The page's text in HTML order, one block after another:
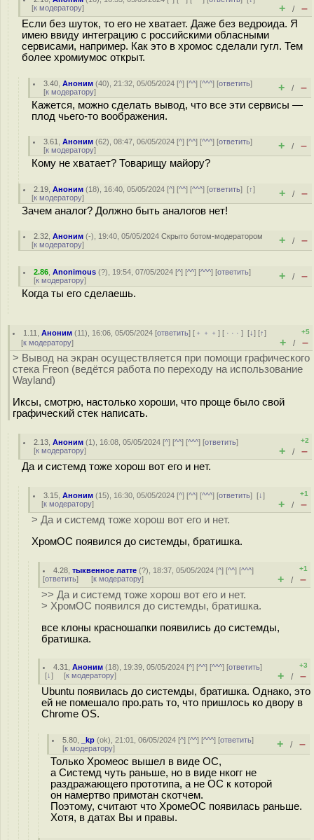
[к модератору] + / –
Если без шуток, то его не хватает. Даже без ведроида. Я
имею ввиду интеграцию с российскими обласными
сервисами, например. Как это в хромос сделали гугл. Тем
более хромиумос открыт.
3.40 ,Аноним (40), 21:32, 05/05/2024 [^] [^^] [^^^] [ответить]
[к модератору] + / –
Кажется, можно сделать вывод, что все эти сервисы —
плод чьего-то воображения.
3.61 ,Аноним (62), 08:47, 06/05/2024 [^] [^^] [^^^] [ответить]
[к модератору] + / –
Кому не хватает? Товарищу майору?
2.19 ,Аноним (18), 16:40, 05/05/2024 [^] [^^] [^^^] [ответить][↑]
[к модератору] + / –
Зачем аналог? Должно быть аналогов нет!
2.32 ,Аноним (-), 19:40, 05/05/2024Скрыто ботом-модератором
[к модератору] + / –
2.86 ,Anonimous (?), 19:54, 07/05/2024 [^] [^^] [^^^] [ответить]
[к модератору] + / –
Когда ты его сделаешь.
1.11 ,Аноним (11), 16:06, 05/05/2024 [ответить] [ ﹢﹢﹢] [ · · ·][↓] [↑]
[к модератору]
+5
+ / –
> Вывод на экран осуществляется при помощи графического
стека Freon (ведётся работа по переходу на использование
Wayland)
Иксы, смотрю, настолько хороши, что проще было свой
графический стек написать.
2.13 ,Аноним (1), 16:08, 05/05/2024 [^] [^^] [^^^] [ответить]
[к модератору]
+2
+ / –
Да и системд тоже хорош вот его и нет.
3.15 ,Аноним (15), 16:30, 05/05/2024 [^] [^^] [^^^] [ответить][↓]
[к модератору]
+1
+ / –
> Да и системд тоже хорош вот его и нет.
ХромОС появился до системды, братишка.
4.28 ,тыквенное латте (?), 18:37, 05/05/2024 [^] [^^] [^^^]
[ответить] [к модератору]
+1
+ / –
>> Да и системд тоже хорош вот его и нет.
> ХромОС появился до системды, братишка.
все клоны красношапки появились до системды,
братишка.
4.31 ,Аноним (18), 19:39, 05/05/2024 [^] [^^] [^^^] [ответить]
[↓] [к модератору]
+3
+ / –
Ubuntu появилась до системды, братишка. Однако, это
ей не помешало про.рать то, что пришлось ко двору в
Chrome OS.
5.80 _kp (ok), 21:01, 06/05/2024 [^] [^^] [^^^] [ответить]
[к модератору] + / –
Только Хромеос вышел в виде ОС,
а Системд чуть раньше, но в виде нкогг не
раздражающего прототипа, а не ОС к которой
он намертво примотан скотчем.
Поэтому, считают что ХромеОС появилась раньше.
Хотя, в датах Вы и правы.